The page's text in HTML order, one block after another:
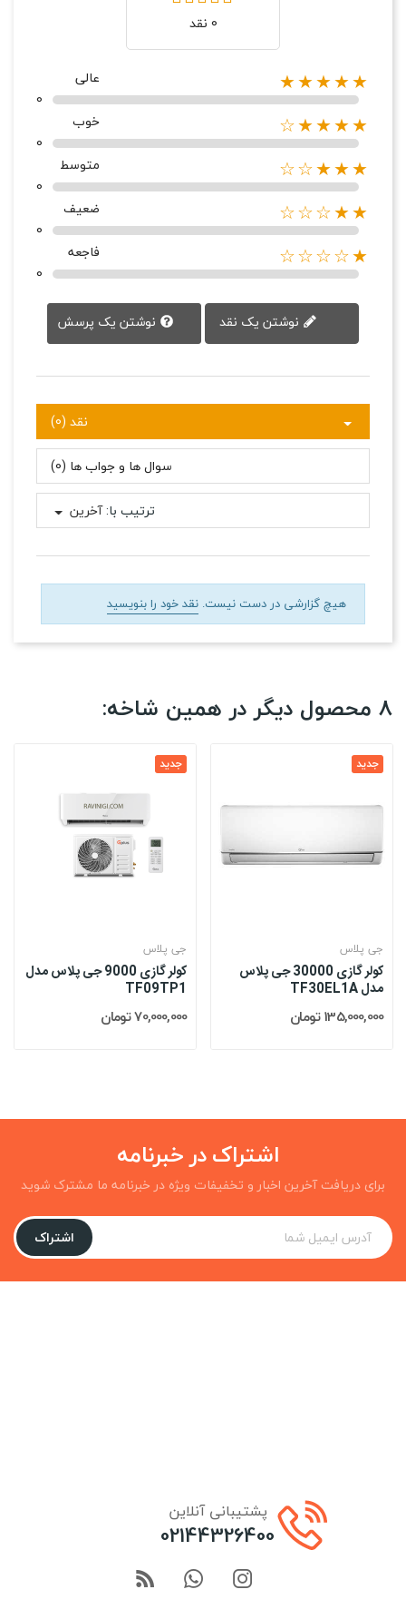
0 نقد
★★★★★
عالی
0
★★★★☆
خوب
0
★★★☆☆
متوسط
0
★★☆☆☆
ضعیف
0
★☆☆☆☆
فاجعه
0
نوشتن یک پرسش
نقد (0)
سوال ها و جواب ها (0)
ترتیب با:آخرین
هیچ گزارشی در دست نیست. نقد خود را بنویسید
8 محصول دیگر در همین شاخه:
جدید
جی پلاس
کولر گازی 9000 جی پلاس مدل
TF09TP1
70,000,000 تومان
جدید
جی پلاس
کولر گازی 30000 جی پلاس
مدل TF30EL1A
135,000,000 تومان
اشتراک در خبرنامه
برای دریافت آخرین اخبار و تخفیفات ویژه در خبرنامه ما مشترک شوید
اشتراک
پشتیبانی آنلاین
02144326400